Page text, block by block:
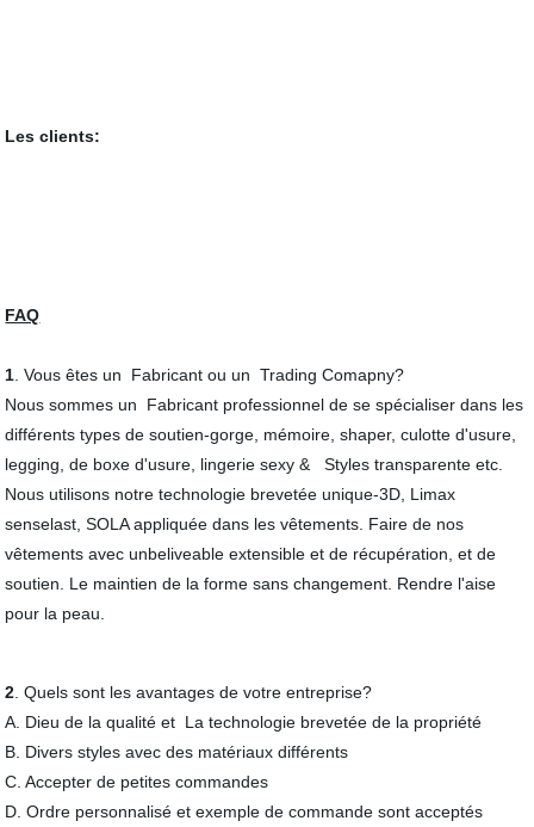
Les clients:
FAQ
1 . Vous êtes un Fabricant ou un Trading Comapny?
Nous sommes un Fabricant professionnel de se spécialiser dans les
différents types de soutien-gorge, mémoire, shaper, culotte d'usure,
legging, de boxe d'usure, lingerie sexy & Styles transparente etc.
Nous utilisons notre technologie brevetée unique-3D, Limax
senselast, SOLA appliquée dans les vêtements. Faire de nos
vêtements avec unbeliveable extensible et de récupération, et de
soutien. Le maintien de la forme sans changement. Rendre l'aise
pour la peau.
2 . Quels sont les avantages de votre entreprise?
A. Dieu de la qualité et La technologie brevetée de la propriété
B. Divers styles avec des matériaux différents
C. Accepter de petites commandes
D. Ordre personnalisé et exemple de commande sont acceptés